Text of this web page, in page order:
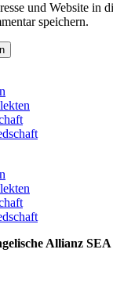
und Website in
speichern.
Allianz SEA